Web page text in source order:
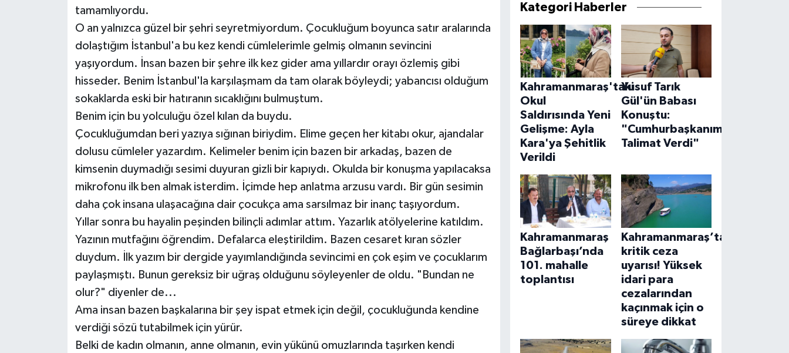
tamamlıyordu.
O an yalnızca güzel bir şehri seyretmiyordum. Çocukluğum boyunca satır aralarında
dolaştığım İstanbul'a bu kez kendi cümlelerimle gelmiş olmanın sevincini
yaşıyordum. İnsan bazen bir şehre ilk kez gider ama yıllardır orayı özlemiş gibi
hisseder. Benim İstanbul'la karşılaşmam da tam olarak böyleydi; yabancısı olduğum
sokaklarda eski bir hatıranın sıcaklığını bulmuştum.
Benim için bu yolculuğu özel kılan da buydu.
Çocukluğumdan beri yazıya sığınan biriydim. Elime geçen her kitabı okur, ajandalar
dolusu cümleler yazardım. Kelimeler benim için bazen bir arkadaş, bazen de
kimsenin duymadığı sesimi duyuran gizli bir kapıydı. Okulda bir konuşma yapılacaksa
mikrofonu ilk ben almak isterdim. İçimde hep anlatma arzusu vardı. Bir gün sesimin
daha çok insana ulaşacağına dair çocukça ama sarsılmaz bir inanç taşıyordum.
Yıllar sonra bu hayalin peşinden bilinçli adımlar attım. Yazarlık atölyelerine katıldım.
Yazının mutfağını öğrendim. Defalarca eleştirildim. Bazen cesaret kıran sözler
duydum. İlk yazım bir dergide yayımlandığında sevincimi en çok eşim ve çocuklarım
paylaşmıştı. Bunun gereksiz bir uğraş olduğunu söyleyenler de oldu. "Bundan ne
olur?" diyenler de...
Ama insan bazen başkalarına bir şey ispat etmek için değil, çocukluğunda kendine
verdiği sözü tutabilmek için yürür.
Belki de kadın olmanın, anne olmanın, evin yükünü omuzlarında taşırken kendi
Kategori Haberler
Kahramanmaraş'taki
Okul
Saldırısında Yeni
Gelişme: Ayla
Kara'ya Şehitlik
Verildi
Yusuf Tarık
Gül'ün Babası
Konuştu:
"Cumhurbaşkanımız
Talimat Verdi"
Kahramanmaraş
Bağlarbaşı’nda
101. mahalle
toplantısı
Kahramanmaraş’ta
kritik ceza
uyarısı! Yüksek
idari para
cezalarından
kaçınmak için o
süreye dikkat